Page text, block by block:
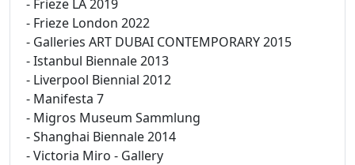
- Frieze LA 2019
- Frieze London 2022
- Galleries ART DUBAI CONTEMPORARY 2015
- Istanbul Biennale 2013
- Liverpool Biennial 2012
- Manifesta 7
- Migros Museum Sammlung
- Shanghai Biennale 2014
- Victoria Miro - Gallery